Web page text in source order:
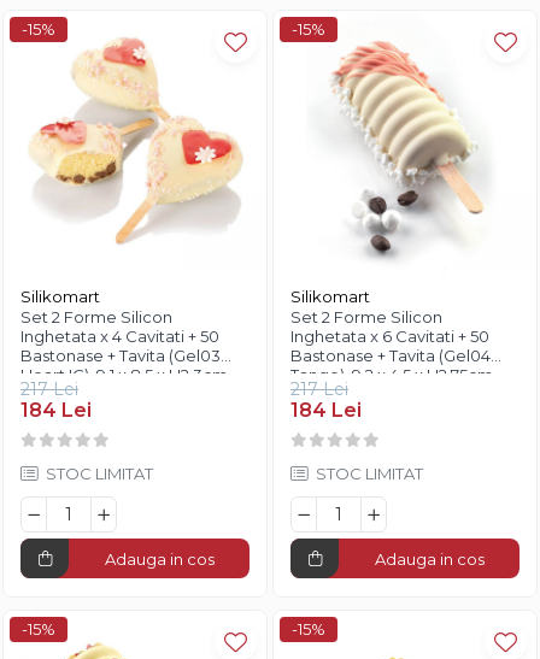
-15%
Silikomart
Set 2 Forme Silicon
Inghetata x 4 Cavitati + 50
Bastonase + Tavita (Gel03
Heart IC), 9.1 x 8.5 x H2.3cm,
96ml, Silikomart
217 Lei
184 Lei
STOC LIMITAT
Adauga in cos
-15%
Silikomart
Set 2 Forme Silicon
Inghetata x 6 Cavitati + 50
Bastonase + Tavita (Gel04
Tango), 9.2 x 4.5 x H2.75cm,
90ml, Silikomart
217 Lei
184 Lei
STOC LIMITAT
Adauga in cos
-15% -15%